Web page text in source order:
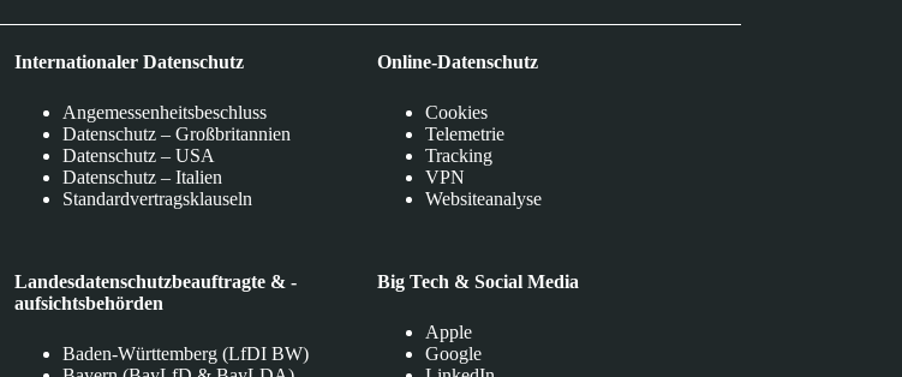
Internationaler Datenschutz
Angemessenheitsbeschluss
Datenschutz – Großbritannien
Datenschutz – USA
Datenschutz – Italien
Standardvertragsklauseln
Landesdatenschutzbeauftragte & -
aufsichtsbehörden
Baden-Württemberg (LfDI BW)
Online-Datenschutz
Cookies
Telemetrie
Tracking
VPN
Websiteanalyse
Big Tech & Social Media
Apple
Google